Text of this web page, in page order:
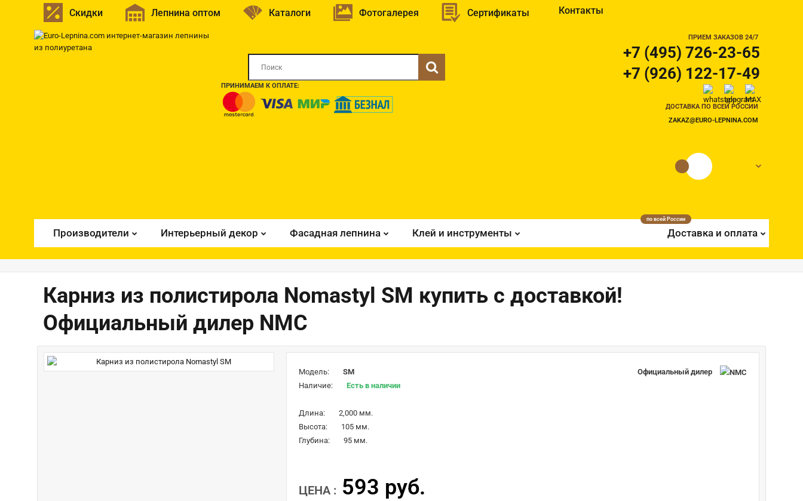
Скидки Лепнина оптом Каталоги Фотогалерея Сертификаты Контакты
ПРИНИМАЕМ К ОПЛАТЕ:
ПРИЕМ ЗАКАЗОВ 24/7
+7 (495) 726-23-65
+7 (926) 122-17-49
ДОСТАВКА ПО ВСЕЙ РОССИИ
ZAKAZ@EURO-LEPNINA.COM
Производители Интерьерный декор Фасадная лепнина Клей и инструменты Доставка и оплата
по всей России
Карниз из полистирола Nomastyl SM купить с доставкой!
Официальный дилер NMC
Модель:
SM
Наличие:
Есть в наличии
Длина:
2,000 мм.
Высота:
105 мм.
Глубина:
95 мм.
Официальный дилер
ЦЕНА : 593 руб.